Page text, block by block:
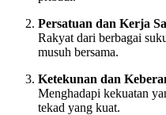
Persatuan dan Kerja
Rakyat dari berbagai
musuh bersama.
Ketekunan dan
Menghadapi kekuatan
tekad yang kuat.